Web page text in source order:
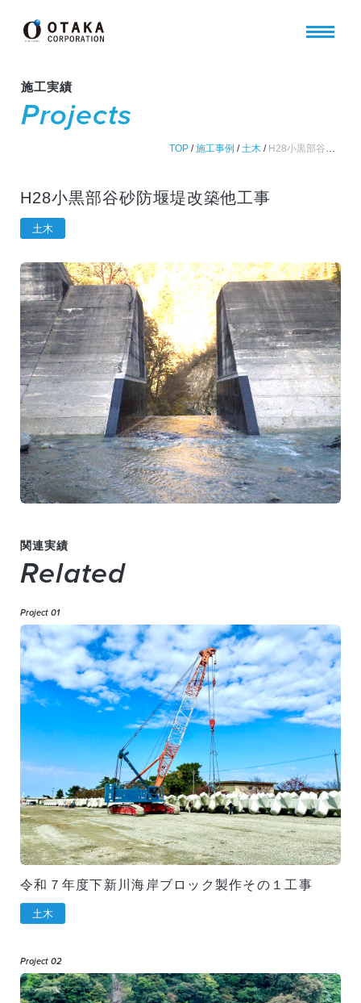
施工実績
Projects
TOP /施工事例 /土木 / H28小黒部谷砂防堰堤改築他工事
H28小黒部谷砂防堰堤改築他工事
土木
関連実績
Related
Project 01
令和７年度下新川海岸ブロック製作その１工事
土木
Project 02